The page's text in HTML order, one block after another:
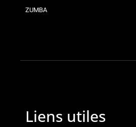
ZUMBA
Liens utiles